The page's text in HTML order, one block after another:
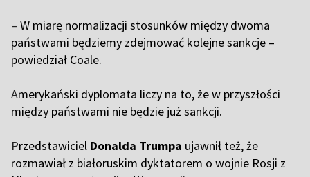
– W miarę normalizacji stosunków między dwoma
państwami będziemy zdejmować kolejne sankcje –
powiedział Coale.
Amerykański dyplomata liczy na to, że w przyszłości
między państwami nie będzie już sankcji.
Przedstawiciel Donalda Trumpa ujawnił też, że
rozmawiał z białoruskim dyktatorem o wojnie Rosji z